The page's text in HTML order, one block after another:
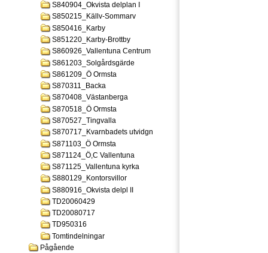
S840904_Okvista delplan I
S850215_Källv-Sommarv
S850416_Karby
S851220_Karby-Brottby
S860926_Vallentuna Centrum
S861203_Solgårdsgärde
S861209_Ö Ormsta
S870311_Backa
S870408_Västanberga
S870518_Ö Ormsta
S870527_Tingvalla
S870717_Kvarnbadets utvidgn
S871103_Ö Ormsta
S871124_Ö,C Vallentuna
S871125_Vallentuna kyrka
S880129_Kontorsvillor
S880916_Okvista delpl II
TD20060429
TD20080717
TD950316
Tomtindelningar
Pågående